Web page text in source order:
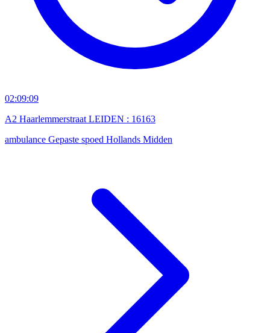
02:09:09
A2 Haarlemmerstraat LEIDEN : 16163
ambulance Gepaste spoed Hollands Midden